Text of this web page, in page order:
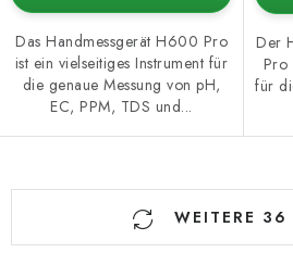
Das Handmessgerät H600 Pro
ist ein vielseitiges Instrument für
die genaue Messung von pH,
EC, PPM, TDS und...
Der
Pro
für
S
WEITERE 36